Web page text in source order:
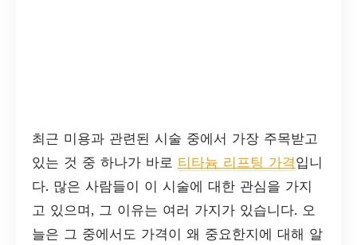
최근 미용과 관련된 시술 중에서 가장 주목받고
있는 것 중 하나가 바로 티타늄 리프팅 가격입니
다. 많은 사람들이 이 시술에 대한 관심을 가지
고 있으며, 그 이유는 여러 가지가 있습니다. 오
늘은 그 중에서도 가격이 왜 중요한지에 대해 알